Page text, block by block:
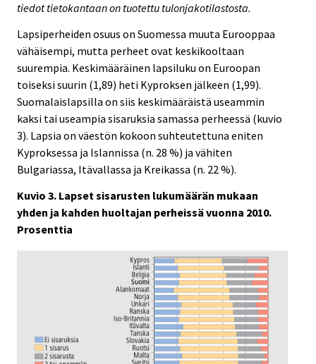
tiedot tietokantaan on tuotettu tulonjakotilastosta.
Lapsiperheiden osuus on Suomessa muuta Eurooppaa
vähäisempi, mutta perheet ovat keskikooltaan
suurempia. Keskimääräinen lapsiluku on Euroopan
toiseksi suurin (1,89) heti Kyproksen jälkeen (1,99).
Suomalaislapsilla on siis keskimääräistä useammin
kaksi tai useampia sisaruksia samassa perheessä (kuvio
3). Lapsia on väestön kokoon suhteutettuna eniten
Kyproksessa ja Islannissa (n. 28 %) ja vähiten
Bulgariassa, Itävallassa ja Kreikassa (n. 22 %).
Kuvio 3. Lapset sisarusten lukumäärän mukaan
yhden ja kahden huoltajan perheissä vuonna 2010.
Prosenttia